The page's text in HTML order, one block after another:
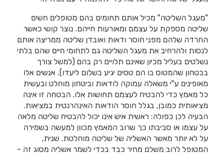
"מעגל השליטה" מכיל אותם תחומים בהם מטופלים חשים
שליטה מספקת על עצמם ומאורעות חייהם. נוצר קושי כאשר
החרדה שלהם מפני חוסר ודאות ואובדן שליטה ממריצה אותם
לנסות ולהרחיב את מעגל השליטה גם לתחומי חיים שהם בלתי
נשלטים בעליל מכיון שאינם תלויים רק בהם (למשל צורך
בבטחון שהמטוס בו הם טסים יגיע בשלום ליעדו). אנשים אלו
מאופינים ע"י משאלה עמוקה לודאות וביטחון מוחלט ובעשית
כל מאמץ כדי להבטיח לעצמם תחושות אלו. הבטחה זו אינה
מציאותית כמובן, בגלל חוסר הודאות האינהרנטית במציאות.
הבעיה לכן כפולה: ראשית איש אינו יכול להבטיח שליטה מלאה
על עצמו או סביבתו כך שרוב המאמץ מכוון למעשה בשמירה
על לא יותר מאשר האשליה של שליטה מוחלטת. שנית,
המטופל לרוב משלם מחיר כבד בכדי לשמר אשליה מסוג זה -